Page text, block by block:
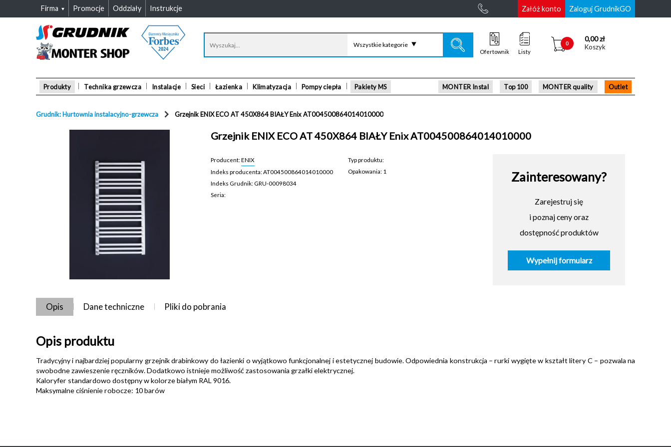
Załóż konto Zaloguj GrudnikGO
Firma Promocje Oddziały Instrukcje
Wszystkie kategorie 0
0,00 zł
Koszyk
Ofertownik Listy
Produkty Technika grzewcza Instalacje Sieci Łazienka Klimatyzacja Pompy ciepła Pakiety MS MONTER Instal Top 100 MONTER quality Outlet
Grudnik: Hurtownia instalacyjno-grzewcza Grzejnik ENIX ECO AT 450X864 BIAŁY Enix AT004500864014010000
Grzejnik ENIX ECO AT 450X864 BIAŁY Enix AT004500864014010000
Producent:ENIX
Indeks producenta: AT004500864014010000
Indeks Grudnik: GRU-00098034
Seria:
Typ produktu:
Opakowania: 1
Zainteresowany?
Zarejestruj się
i poznaj ceny oraz
dostępność produktów
Wypełnij formularz
Opis Dane techniczne Pliki do pobrania
Opis produktu
Tradycyjny i najbardziej popularny grzejnik drabinkowy do łazienki o wyjątkowo funkcjonalnej i estetycznej budowie. Odpowiednia konstrukcja – rurki wygięte w kształt litery C – pozwala na
swobodne zawieszenie ręczników. Dodatkowo istnieje możliwość zastosowania grzałki elektrycznej.
Kaloryfer standardowo dostępny w kolorze białym RAL 9016.
Maksymalne ciśnienie robocze: 10 barów